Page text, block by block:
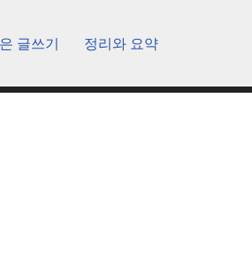
글쓰기 정리와 요약